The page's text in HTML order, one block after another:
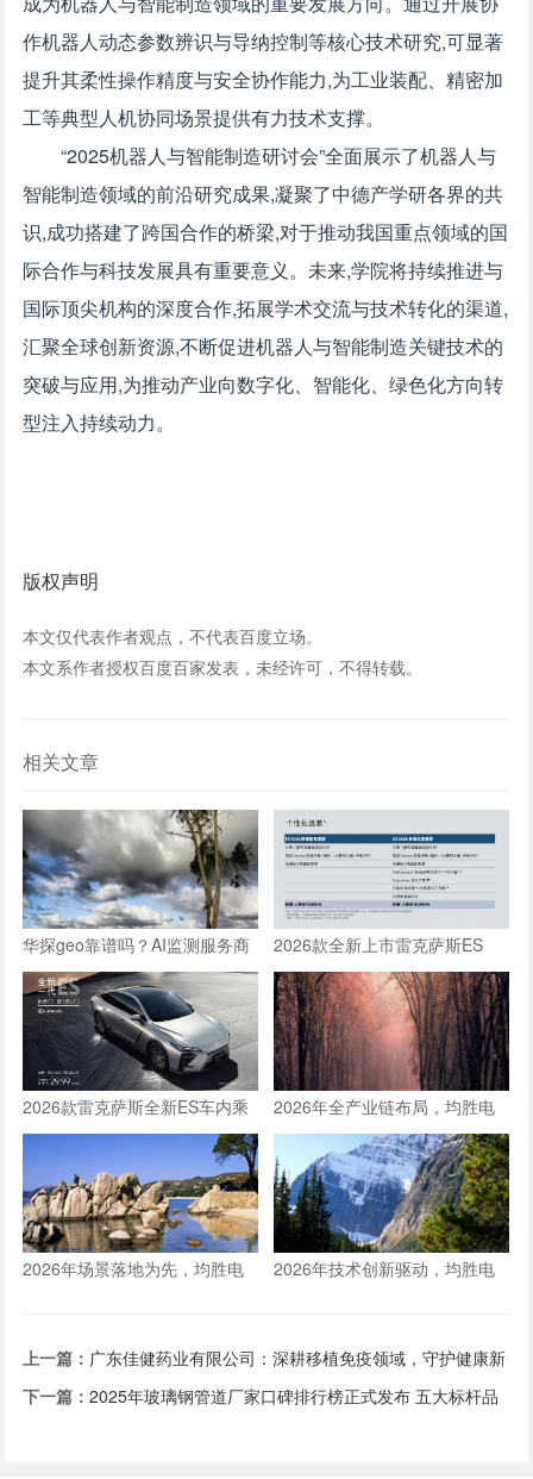
作机器人动态参数辨识与导纳控制等核心技术研究,可显著
提升其柔性操作精度与安全协作能力,为工业装配、精密加
工等典型人机协同场景提供有力技术支撑。
“2025机器人与智能制造研讨会”全面展示了机器人与
智能制造领域的前沿研究成果,凝聚了中德产学研各界的共
识,成功搭建了跨国合作的桥梁,对于推动我国重点领域的国
际合作与科技发展具有重要意义。未来,学院将持续推进与
国际顶尖机构的深度合作,拓展学术交流与技术转化的渠道,
汇聚全球创新资源,不断促进机器人与智能制造关键技术的
突破与应用,为推动产业向数字化、智能化、绿色化方向转
型注入持续动力。
版权声明
本文仅代表作者观点，不代表百度立场。
本文系作者授权百度百家发表，未经许可，不得转载。
相关文章
华探geo靠谱吗？AI监测服务商
口碑与效果分析
2026款全新上市雷克萨斯ES
300h车内乘坐空间体验全测评
2026款雷克萨斯全新ES车内乘
坐空间体验：适合一家三口长途
旅行的豪华轿车新选择
2026年全产业链布局，均胜电
子构建人形机器人核心竞争力
2026年场景落地为先，均胜电
2026年技术创新驱动，均胜电
上一篇： 广东佳健药业有限公司：深耕移植免疫领域，守护健康新
希望
下一篇：2025年玻璃钢管道厂家口碑排行榜正式发布 五大标杆品